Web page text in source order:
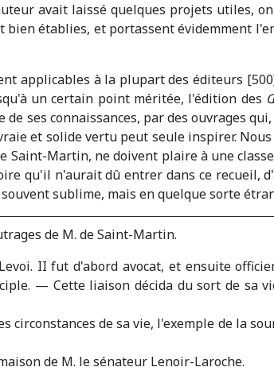
avait laissé quelques projets utiles,
établies, et portassent évidemment
applicables à la plupart des éditeurs
un certain point méritée, l'édition des
ses connaissances, par des ouvrages
et solide vertu peut seule inspirer.
Martin, ne doivent plaire à une
qu'il n'aurait dû entrer dans ce
sublime, mais en quelque sorte
de M. de Saint-Martin.
II fut d'abord avocat, et ensuite
— Cette liaison décida du sort de sa
circonstances de sa vie, l'exemple de la
de M. le sénateur Lenoir-Laroche.